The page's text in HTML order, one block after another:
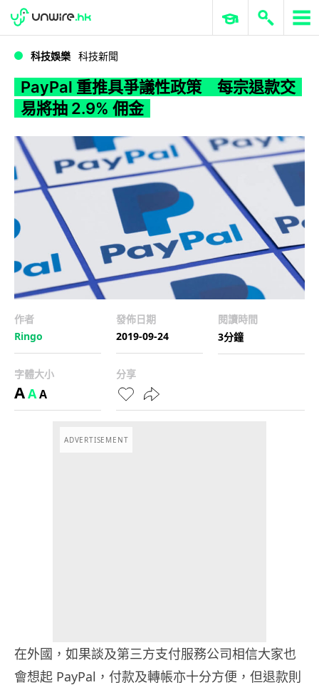
WWDC 2026 ERP 與商業 AI
科技娛樂 科技新聞
PayPal 重推具爭議性政策 每宗退款交
易將抽 2.9% 佣金
作者
Ringo
發佈日期
2019-09-24
閱讀時間
3分鐘
字體大小
AAA
分享
ADVERTISEMENT
在外國，如果談及第三方支付服務公司相信大家也
會想起 PayPal，付款及轉帳亦十分方便，但退款則